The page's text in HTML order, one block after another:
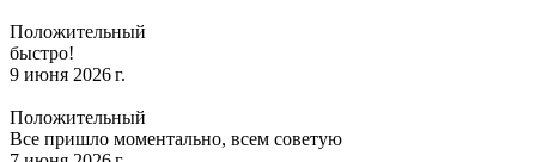
Положительный
быстро!
9 июня 2026 г.
Положительный
Все пришло моментально, всем советую